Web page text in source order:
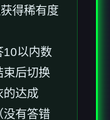
得稀有度
10以内数
束后切换
的达成
没有答错